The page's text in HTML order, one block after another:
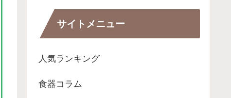
シカルな「ボストン...
サイトメニュー
人気ランキング
食器コラム